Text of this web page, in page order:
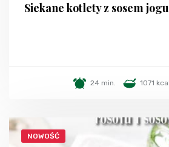
Siekane kotlety z sosem
24 min. 1071 kcal
NOWOŚĆ